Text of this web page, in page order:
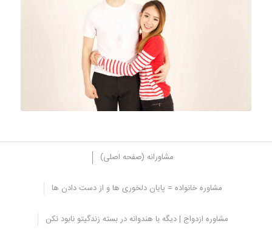
مشاورانه (صفحه اصلی)
مشاوره خانواده = پایان دلخوری ها و از دست دادن ها
مشاوره ازدواج | دیگه با هندوانه در بسته زندگیتو نابود نکن
معنا و مفهوم اختلاف قد بر حسب جنسیت
شاید یکی از دلایلی که برای عده ای اختلاف قد در ازدواج را با اهمیت تر